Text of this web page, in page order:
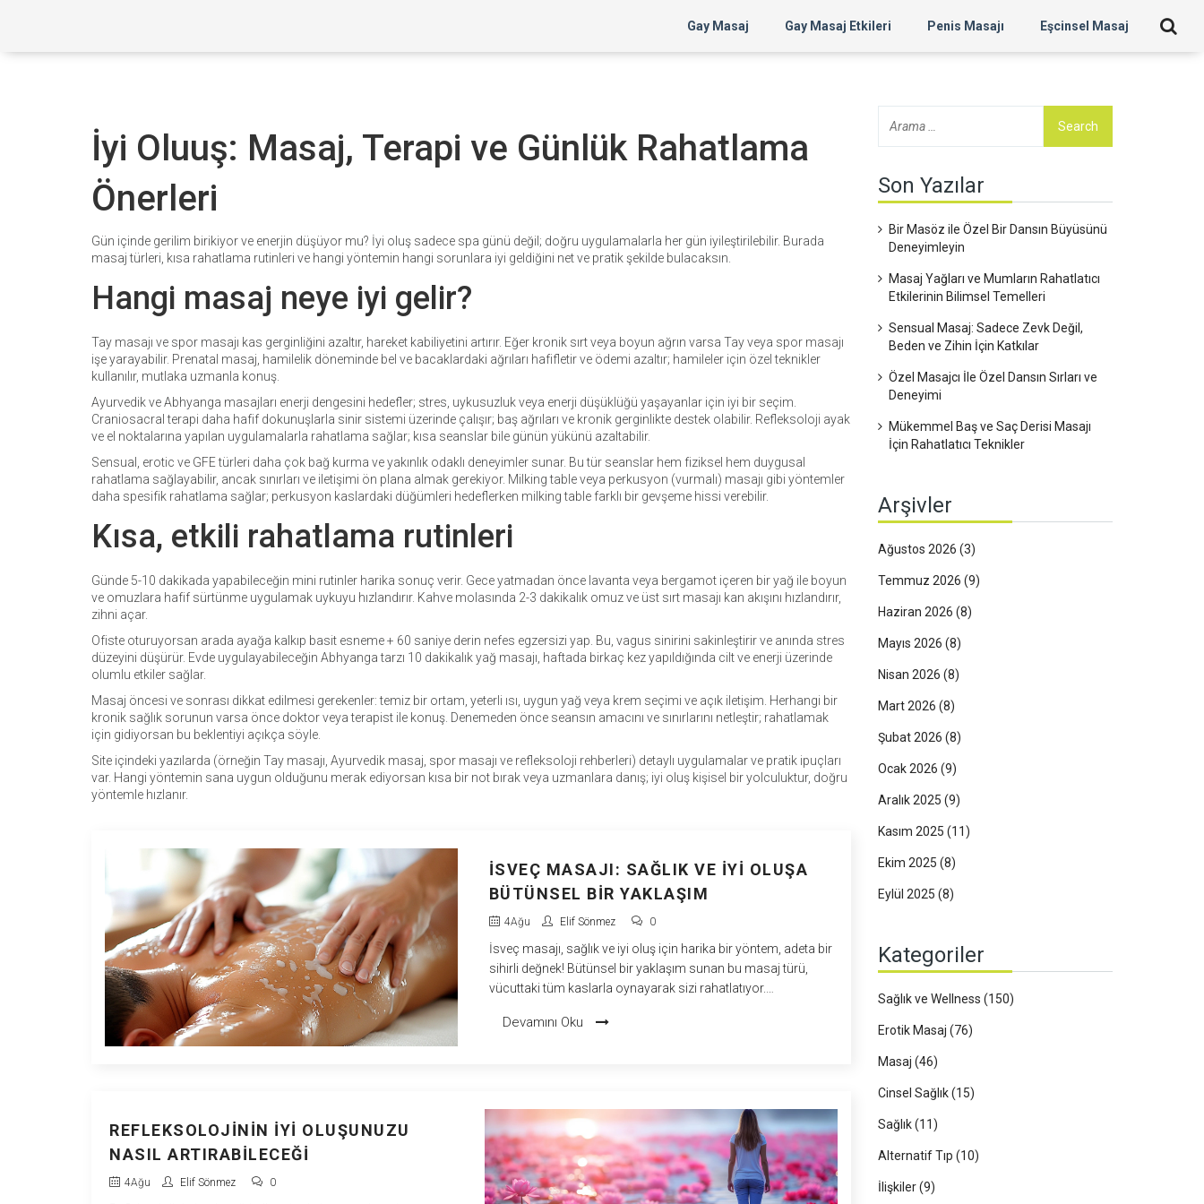
Gay Masaj Gay Masaj Etkileri Penis Masajı Eşcinsel Masaj
İyi Oluuş: Masaj, Terapi ve Günlük Rahatlama
Önerleri
Gün içinde gerilim birikiyor ve enerjin düşüyor mu? İyi oluş sadece spa günü değil; doğru uygulamalarla her gün iyileştirilebilir. Burada
masaj türleri, kısa rahatlama rutinleri ve hangi yöntemin hangi sorunlara iyi geldiğini net ve pratik şekilde bulacaksın.
Hangi masaj neye iyi gelir?
Tay masajı ve spor masajı kas gerginliğini azaltır, hareket kabiliyetini artırır. Eğer kronik sırt veya boyun ağrın varsa Tay veya spor masajı
işe yarayabilir. Prenatal masaj, hamilelik döneminde bel ve bacaklardaki ağrıları hafifletir ve ödemi azaltır; hamileler için özel teknikler
kullanılır, mutlaka uzmanla konuş.
Ayurvedik ve Abhyanga masajları enerji dengesini hedefler; stres, uykusuzluk veya enerji düşüklüğü yaşayanlar için iyi bir seçim.
Craniosacral terapi daha hafif dokunuşlarla sinir sistemi üzerinde çalışır; baş ağrıları ve kronik gerginlikte destek olabilir. Refleksoloji ayak
ve el noktalarına yapılan uygulamalarla rahatlama sağlar; kısa seanslar bile günün yükünü azaltabilir.
Sensual, erotic ve GFE türleri daha çok bağ kurma ve yakınlık odaklı deneyimler sunar. Bu tür seanslar hem fiziksel hem duygusal
rahatlama sağlayabilir, ancak sınırları ve iletişimi ön plana almak gerekiyor. Milking table veya perkusyon (vurmalı) masajı gibi yöntemler
daha spesifik rahatlama sağlar; perkusyon kaslardaki düğümleri hedeflerken milking table farklı bir gevşeme hissi verebilir.
Kısa, etkili rahatlama rutinleri
Günde 5-10 dakikada yapabileceğin mini rutinler harika sonuç verir. Gece yatmadan önce lavanta veya bergamot içeren bir yağ ile boyun
ve omuzlara hafif sürtünme uygulamak uykuyu hızlandırır. Kahve molasında 2-3 dakikalık omuz ve üst sırt masajı kan akışını hızlandırır,
zihni açar.
Ofiste oturuyorsan arada ayağa kalkıp basit esneme + 60 saniye derin nefes egzersizi yap. Bu, vagus sinirini sakinleştirir ve anında stres
düzeyini düşürür. Evde uygulayabileceğin Abhyanga tarzı 10 dakikalık yağ masajı, haftada birkaç kez yapıldığında cilt ve enerji üzerinde
olumlu etkiler sağlar.
Masaj öncesi ve sonrası dikkat edilmesi gerekenler: temiz bir ortam, yeterli ısı, uygun yağ veya krem seçimi ve açık iletişim. Herhangi bir
kronik sağlık sorunun varsa önce doktor veya terapist ile konuş. Denemeden önce seansın amacını ve sınırlarını netleştir; rahatlamak
için gidiyorsan bu beklentiyi açıkça söyle.
Site içindeki yazılarda (örneğin Tay masajı, Ayurvedik masaj, spor masajı ve refleksoloji rehberleri) detaylı uygulamalar ve pratik ipuçları
var. Hangi yöntemin sana uygun olduğunu merak ediyorsan kısa bir not bırak veya uzmanlara danış; iyi oluş kişisel bir yolculuktur, doğru
yöntemle hızlanır.
İSVEÇ MASAJI: SAĞLIK VE İYI OLUŞA
BÜTÜNSEL BIR YAKLAŞIM
4Ağu Elif Sönmez 0
İsveç masajı, sağlık ve iyi oluş için harika bir yöntem, adeta bir
sihirli değnek! Bütünsel bir yaklaşım sunan bu masaj türü,
vücuttaki tüm kaslarla oynayarak sizi rahatlatıyor.
doğmuş gibi hissetmenizi sağlıyor. İsveç masajıyla
ki?
Devamını Oku
REFLEKSOLOJININ İYI OLUŞUNUZU
NASIL ARTIRABILECEĞI
4Ağu Elif Sönmez 0
Son Yazılar
Bir Masöz ile Özel Bir Dansın Büyüsünü
Deneyimleyin
Masaj Yağları ve Mumların Rahatlatıcı
Etkilerinin Bilimsel Temelleri
Sensual Masaj: Sadece Zevk Değil,
Beden ve Zihin İçin Katkılar
Özel Masajcı İle Özel Dansın Sırları ve
Deneyimi
Mükemmel Baş ve Saç Derisi Masajı
İçin Rahatlatıcı Teknikler
Arşivler
Ağustos 2026 (3)
Temmuz 2026 (9)
Haziran 2026 (8)
Mayıs 2026 (8)
Nisan 2026 (8)
Mart 2026 (8)
Şubat 2026 (8)
Ocak 2026 (9)
Aralık 2025 (9)
Kasım 2025 (11)
Ekim 2025 (8)
Eylül 2025 (8)
Kategoriler
Sağlık ve Wellness (150)
Erotik Masaj (76)
Masaj (46)
Cinsel Sağlık(15)
Sağlık(11)
Alternatif Tıp (10)
İlişkiler(9)